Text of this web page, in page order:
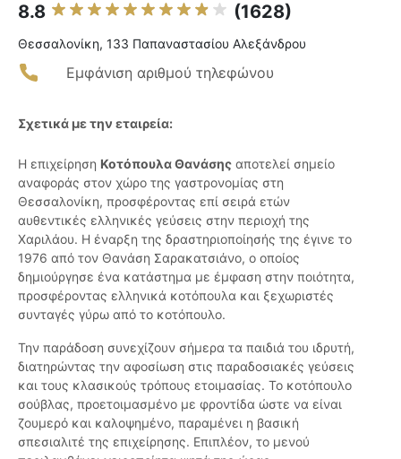
8.8 (1628)
Θεσσαλονίκη, 133 Παπαναστασίου Αλεξάνδρου
Εμφάνιση αριθμού τηλεφώνου
Σχετικά με την εταιρεία:
Η επιχείρηση Κοτόπουλα Θανάσης αποτελεί σημείο
αναφοράς στον χώρο της γαστρονομίας στη
Θεσσαλονίκη, προσφέροντας επί σειρά ετών
αυθεντικές ελληνικές γεύσεις στην περιοχή της
Χαριλάου. Η έναρξη της δραστηριοποίησής της έγινε το
1976 από τον Θανάση Σαρακατσιάνο, ο οποίος
δημιούργησε ένα κατάστημα με έμφαση στην ποιότητα,
προσφέροντας ελληνικά κοτόπουλα και ξεχωριστές
συνταγές γύρω από το κοτόπουλο.
Την παράδοση συνεχίζουν σήμερα τα παιδιά του ιδρυτή,
διατηρώντας την αφοσίωση στις παραδοσιακές γεύσεις
και τους κλασικούς τρόπους ετοιμασίας. Το κοτόπουλο
σούβλας, προετοιμασμένο με φροντίδα ώστε να είναι
ζουμερό και καλοψημένο, παραμένει η βασική
σπεσιαλιτέ της επιχείρησης. Επιπλέον, το μενού